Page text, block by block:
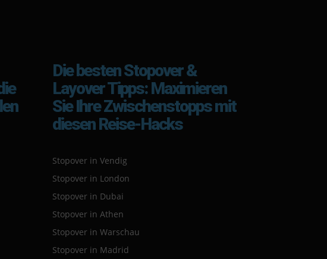
Die besten Stopover &
Layover Tipps: Maximieren
Sie Ihre Zwischenstopps mit
diesen Reise-Hacks
Stopover in Vendig
Stopover in London
Stopover in Dubai
Stopover in Athen
Stopover in Warschau
Stopover in Madrid